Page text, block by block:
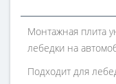
Монтажная плита
лебедки на
Подходит для